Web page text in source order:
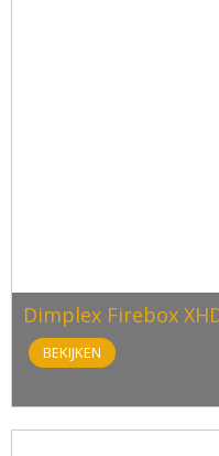
Dimplex Firebox
BEKIJKEN